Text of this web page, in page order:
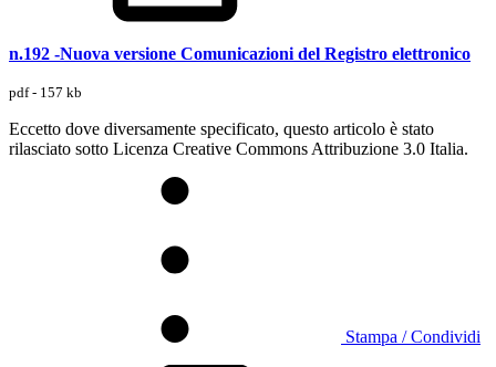
n.192 -Nuova versione Comunicazioni del Registro elettronico
pdf - 157 kb
Eccetto dove diversamente specificato, questo articolo è stato
rilasciato sotto Licenza Creative Commons Attribuzione 3.0 Italia.
Stampa / Condividi